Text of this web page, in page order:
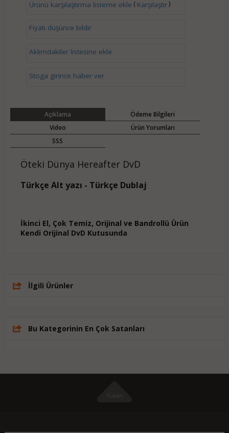
Ürünü karşılaştırma listeme ekle ( Karşılaştır)
Fiyatı düşünce bildir
Aklımdakiler listesine ekle
Stoga girince haber ver
Açıklama
Ödeme Bilgileri
Video
Ürün Yorumları
SSS
Öteki Dünya Hereafter DvD
Türkçe Alt yazı - Türkçe Dublaj
İkinci El, Çok Temiz, Orijinal ve Bandrollü Ürün
Kendi Orijinal DvD Kutusunda
İlgili Ürünler
Bu Kategorinin En Çok Satanları